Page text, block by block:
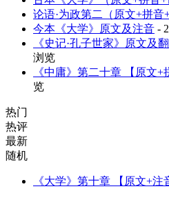
论语·为政第二（原文+拼音
今本《大学》原文及注音 -
《史记·孔子世家》原文及
浏览
《中庸》第二十章 【原文+
览
热门
热评
最新
随机
《大学》第十章 【原文+注